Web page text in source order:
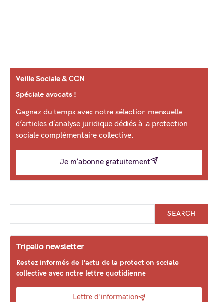
Veille Sociale & CCN
Spéciale avocats !
Gagnez du temps avec notre sélection mensuelle
d’articles d’analyse juridique dédiés à la protection
sociale complémentaire collective.
Je m’abonne gratuitement
SEARCH
Tripalio newsletter
Restez informés de l'actu de la protection sociale
collective avec notre lettre quotidienne
Lettre d'information